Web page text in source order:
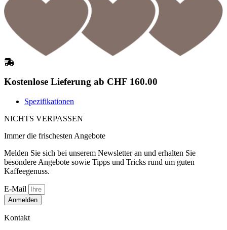
Kostenlose Lieferung ab CHF 160.00
Spezifikationen
NICHTS VERPASSEN
Immer die frischesten Angebote
Melden Sie sich bei unserem Newsletter an und erhalten Sie
besondere Angebote sowie Tipps und Tricks rund um guten
Kaffeegenuss.
E-Mail
Anmelden
Kontakt